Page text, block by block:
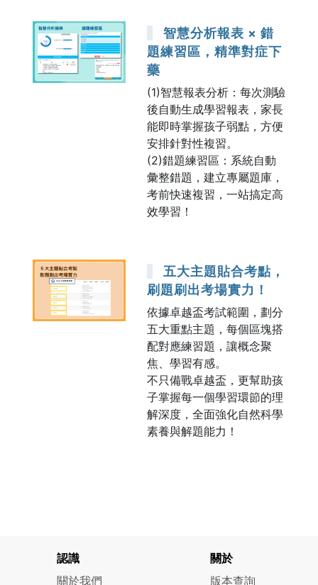
智慧分析報表 × 錯
題練習區，精準對症下
藥
(1)智慧報表分析：每次測驗
後自動生成學習報表，家長
能即時掌握孩子弱點，方便
安排針對性複習。
(2)錯題練習區：系統自動
彙整錯題，建立專屬題庫，
考前快速複習，一站搞定高
效學習！
五大主題貼合考點，
刷題刷出考場實力！
依據卓越盃考試範圍，劃分
五大重點主題，每個區塊搭
配對應練習題，讓概念聚
焦、學習有感。
不只備戰卓越盃，更幫助孩
子掌握每一個學習環節的理
解深度，全面強化自然科學
素養與解題能力！
認識
關於我們
關於
版本查詢